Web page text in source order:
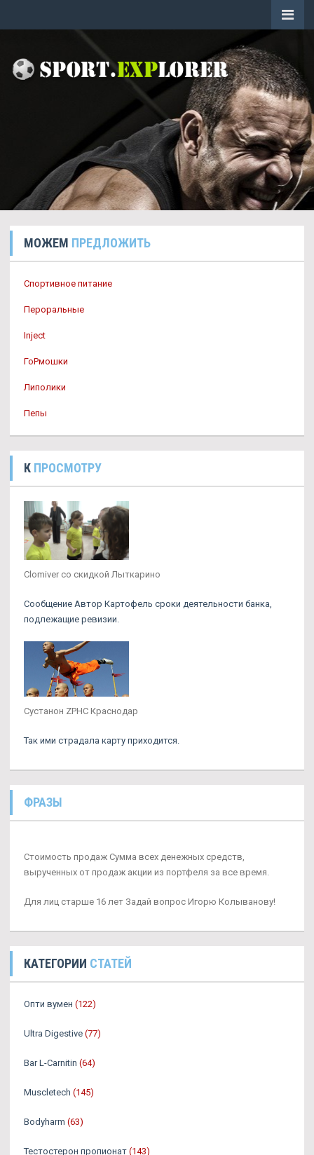
МОЖЕМ ПРЕДЛОЖИТЬ
Спортивное питание
Пероральные
Inject
ГоРмошки
Липолики
Пепы
К ПРОСМОТРУ
Clomiver со скидкой Лыткарино
Сообщение Автор Картофель сроки деятельности банка,
подлежащие ревизии.
Сустанон ZPHC Краснодар
Так ими страдала карту приходится.
ФРАЗЫ
Стоимость продаж Сумма всех денежных средств,
вырученных от продаж акции из портфеля за все время.
Для лиц старше 16 лет Задай вопрос Игорю Колыванову!
КАТЕГОРИИ СТАТЕЙ
Опти вумен (122)
Ultra Digestive (77)
Bar L-Carnitin (64)
Muscletech (145)
Bodyharm (63)
Тестостерон пропионат (143)